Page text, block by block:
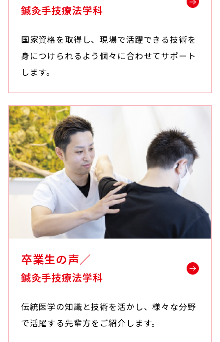
鍼灸手技療法学科
国家資格を取得し、現場で活躍できる技術を
身につけられるよう個々に合わせてサポート
します。
卒業生の声／
鍼灸手技療法学科
伝統医学の知識と技術を活かし、様々な分野
で活躍する先輩方をご紹介します。